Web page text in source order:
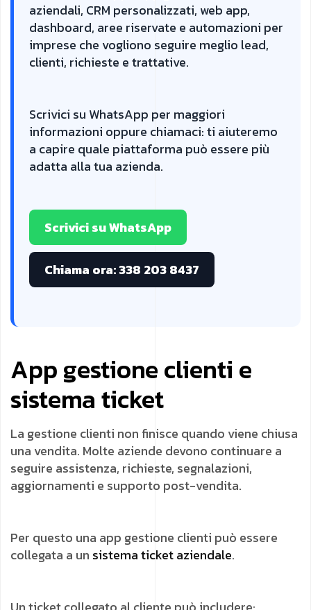
aziendali, CRM personalizzati, web app,
dashboard, aree riservate e automazioni per
imprese che vogliono seguire meglio lead,
clienti, richieste e trattative.
Scrivici su WhatsApp per maggiori
informazioni oppure chiamaci: ti aiuteremo
a capire quale piattaforma può essere più
adatta alla tua azienda.
Scrivici su WhatsApp
Chiama ora: 338 203 8437
App gestione clienti e
sistema ticket
La gestione clienti non finisce quando viene chiusa
una vendita. Molte aziende devono continuare a
seguire assistenza, richieste, segnalazioni,
aggiornamenti e supporto post-vendita.
Per questo una app gestione clienti può essere
collegata a un sistema ticket aziendale.